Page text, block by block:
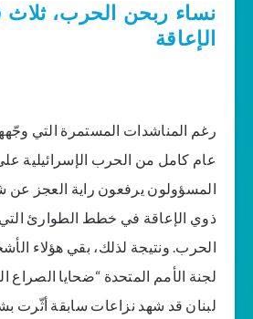
نساء ربحن الحرب،
الإعاقة
رغم المناشدات المستمرة التي
عام كامل من الحرب الإسرائيلية
المسؤولون يرفعون راية العجز
ذوي الإعاقة في خطط الطوارئ
الحرب. ونتيجة لذلك، بقي هؤلاء
لجنة الأمم المتحدة “ضحايا الصراع
لبنان قد شهد نزاعات سابقة أثّرت